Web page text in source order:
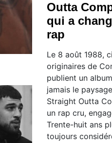
Outta
qui a
rap
Le 8 août 1988,
originaires de
publient un
jamais le
Straight Outta
un rap cru,
Trente-huit ans
toujours